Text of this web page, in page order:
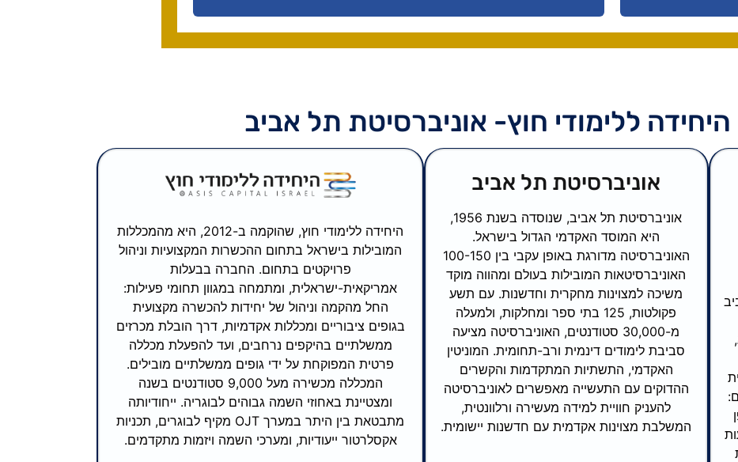
ללימודי חוץ- אוניברסיטת תל אביב
אוניברסיטת תל אביב
אוניברסיטת תל אביב, שנוסדה בשנת 1956,
היא המוסד האקדמי הגדול בישראל.
האוניברסיטה מדורגת באופן עקבי בין 100-150
האוניברסיטאות המובילות בעולם ומהווה מוקד
משיכה למצוינות מחקרית וחדשנות. עם תשע
פקולטות, 125 בתי ספר ומחלקות, ולמעלה
מ-30,000 סטודנטים, האוניברסיטה מציעה
סביבת לימודים דינמית ורב-תחומית. המוניטין
האקדמי, התשתיות המתקדמות והקשרים
ההדוקים עם התעשייה מאפשרים לאוניברסיטה
להעניק חוויית למידה מעשירה ורלוונטית,
המשלבת מצוינות אקדמית עם חדשנות יישומית.
היחידה ללימודי חוץ, שהוקמה ב-2012, היא מהמכללות
המובילות בישראל בתחום ההכשרות המקצועיות וניהול
פרויקטים בתחום. החברה בבעלות
אמריקאית-ישראלית, ומתמחה במגוון תחומי פעילות:
החל מהקמה וניהול של יחידות להכשרה מקצועית
בגופים ציבוריים ומכללות אקדמיות, דרך הובלת מכרזים
ממשלתיים בהיקפים נרחבים, ועד להפעלת מכללה
פרטית המפוקחת על ידי גופים ממשלתיים מובילים.
המכללה מכשירה מעל 9,000 סטודנטים בשנה
ומצטיינת באחוזי השמה גבוהים לבוגריה. ייחודיותה
מתבטאת בין היתר במערך OJT מקיף לבוגרים, תכניות
אקסלרטור ייעודיות, ומערכי השמה ויזמות מתקדמים.